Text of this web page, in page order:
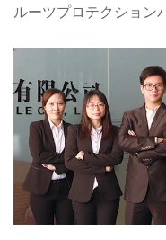
ルーツプロテクション